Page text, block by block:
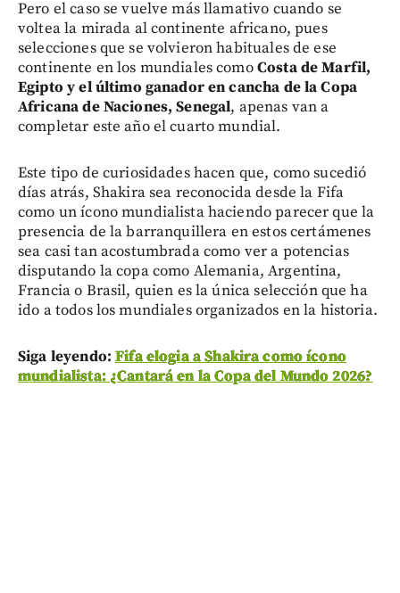
Pero el caso se vuelve más llamativo cuando se
voltea la mirada al continente africano, pues
selecciones que se volvieron habituales de ese
continente en los mundiales comoCosta de Marfil,
Egipto y el último ganador en cancha de la Copa
Africana de Naciones, Senegal, apenas van a
completar este año el cuarto mundial.
Este tipo de curiosidades hacen que, como sucedió
días atrás, Shakira sea reconocida desde la Fifa
como un ícono mundialista haciendo parecer que la
presencia de la barranquillera en estos certámenes
sea casi tan acostumbrada como ver a potencias
disputando la copa como Alemania, Argentina,
Francia o Brasil, quien es la única selección que ha
ido a todos los mundiales organizados en la historia.
Siga leyendo:Fifa elogia a Shakira como ícono
mundialista: ¿Cantará en la Copa del Mundo 2026?